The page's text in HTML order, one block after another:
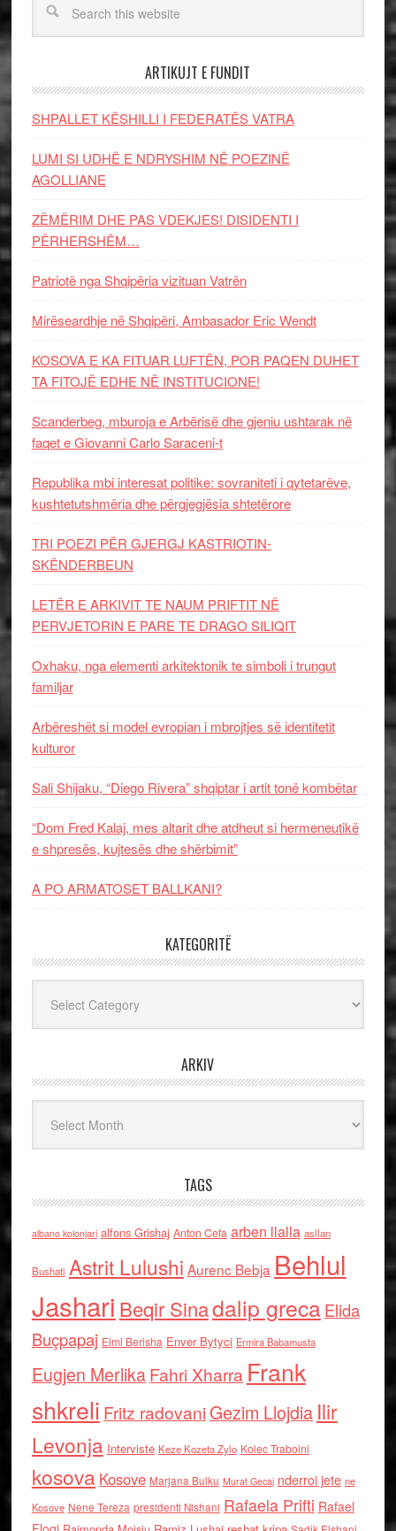
ARTIKUJT E FUNDIT
SHPALLET KËSHILLI I FEDERATËS VATRA
LUMI SI UDHË E NDRYSHIM NË POEZINË
AGOLLIANE
ZËMËRIM DHE PAS VDEKJES! DISIDENTI I
PËRHERSHËM…
Patriotë nga Shqipëria vizituan Vatrën
Mirëseardhje në Shqipëri, Ambasador Eric Wendt
KOSOVA E KA FITUAR LUFTËN, POR PAQEN DUHET
TA FITOJË EDHE NË INSTITUCIONE!
Scanderbeg, mburoja e Arbërisë dhe gjeniu ushtarak në
faqet e Giovanni Carlo Saraceni-t
Republika mbi interesat politike: sovraniteti i qytetarëve,
kushtetutshmëria dhe përgjegjësia shtetërore
TRI POEZI PËR GJERGJ KASTRIOTIN-
SKËNDERBEUN
LETËR E ARKIVIT TE NAUM PRIFTIT NË
PERVJETORIN E PARE TE DRAGO SILIQIT
Oxhaku, nga elementi arkitektonik te simboli i trungut
familjar
Arbëreshët si model evropian i mbrojtjes së identitetit
kulturor
Sali Shijaku, “Diego Rivera” shqiptar i artit tonë kombëtar
“Dom Fred Kalaj, mes altarit dhe atdheut si hermeneutikë
e shpresës, kujtesës dhe shërbimit”
A PO ARMATOSET BALLKANI?
KATEGORITË
ARKIV
TAGS
albano kolonjari alfons Grishaj Anton Cefa arben llalla asllan
Bushati Astrit Lulushi Aurenc Bebja Behlul
Jashari Beqir Sinadalip grecaElida
Buçpapaj Elmi Berisha Enver Bytyci Ermira Babamusta
Eugjen MerlikaFahri Xharra Frank
shkreli Fritz radovaniGezim Llojdia Ilir
Levonja Interviste Keze Kozeta Zylo Kolec Traboini
kosova Kosove Marjana Bulku Murat Gecaj nderroi jete ne
Kosove Nene Tereza presidenti Nishani Rafaela Prifti Rafael